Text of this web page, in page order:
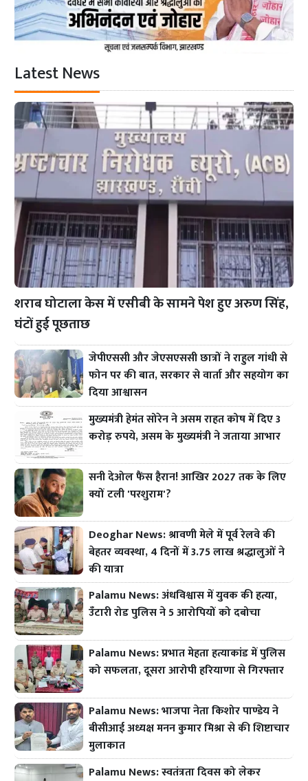
Latest News
शराब घोटाला केस में एसीबी के सामने पेश हुए अरुण सिंह,
घंटों हुई पूछताछ
जेपीएससी और जेएसएससी छात्रों ने राहुल गांधी से
फोन पर की बात, सरकार से वार्ता और सहयोग का
दिया आश्वासन
मुख्यमंत्री हेमंत सोरेन ने असम राहत कोष में दिए 3
करोड़ रुपये, असम के मुख्यमंत्री ने जताया आभार
सनी देओल फैंस हैरान! आखिर 2027 तक के लिए
क्यों टली 'परशुराम'?
Deoghar News: श्रावणी मेले में पूर्व रेलवे की
बेहतर व्यवस्था, 4 दिनों में 3.75 लाख श्रद्धालुओं ने
की यात्रा
Palamu News: अंधविश्वास में युवक की हत्या,
उँटारी रोड पुलिस ने 5 आरोपियों को दबोचा
Palamu News: प्रभात मेहता हत्याकांड में पुलिस
को सफलता, दूसरा आरोपी हरियाणा से गिरफ्तार
Palamu News: भाजपा नेता किशोर पाण्डेय ने
बीसीआई अध्यक्ष मनन कुमार मिश्रा से की शिष्टाचार
मुलाकात
Palamu News: स्वतंत्रता दिवस को लेकर